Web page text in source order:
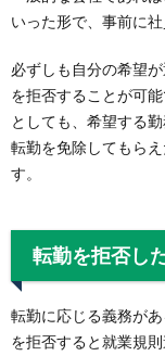
いった形で、事前に
必ずしも自分の希望
を拒否することが可
としても、希望する
転勤を免除してもら
す。
転勤を拒否し
転勤に応じる義務が
を拒否すると就業規